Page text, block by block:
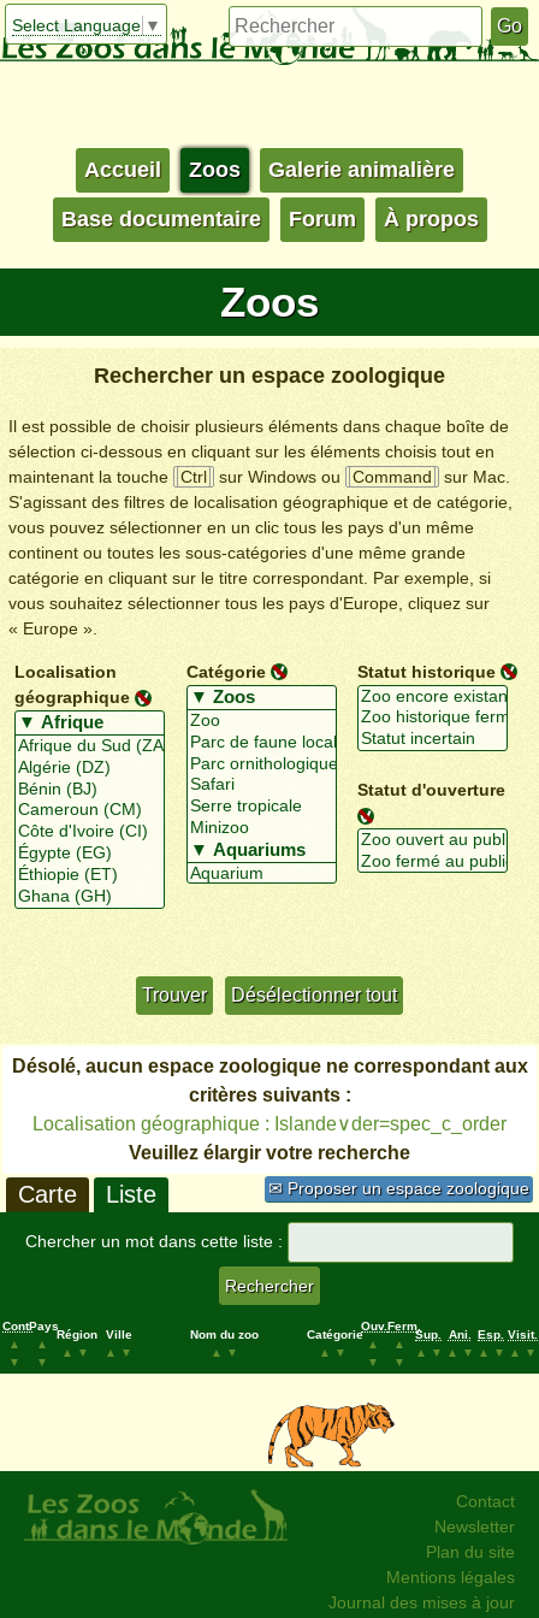
Select Language ▼
Accueil Zoos Galerie animalière
Base documentaire Forum À propos
Zoos
Rechercher un espace zoologique
Il est possible de choisir plusieurs éléments dans chaque boîte de
sélection ci-dessous en cliquant sur les éléments choisis tout en
maintenant la touche
Ctrl sur Windows ou Command
sur Mac.
S'agissant des filtres de localisation géographique et de catégorie,
vous pouvez sélectionner en un clic tous les pays d'un même
continent ou toutes les sous-catégories d'une même grande
catégorie en cliquant sur le titre correspondant. Par exemple, si
vous souhaitez sélectionner tous les pays d'Europe, cliquez sur
« Europe ».
Localisation
géographique
Catégorie Statut historique
Statut d'ouverture
Désolé, aucun espace zoologique ne correspondant aux
critères suivants :
Localisation géographique : Islande∨der=spec_c_order
Veuillez élargir votre recherche
✉ Proposer un espace zoologique
Carte Liste
Chercher un mot dans cette liste :
Cont.
▲
▼
Pays
▲
▼
Région
▲
▼
Ville
▲
▼
Nom du zoo
▲
▼
Catégorie
▲
▼
Ouv.
▲
▼
Ferm.
▲
▼
Sup.
▲
▼
Ani.
▲
▼
Esp.
▲
▼
Visit.
▲
▼
Contact
Newsletter
Plan du site
Mentions légales
Journal des mises à jour